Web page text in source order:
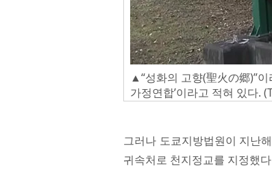
▲“성화의 고향(聖火の郷)”
가정연합’이라고 적혀 있다.
그러나 도쿄지방법원이 지난
귀속처로 천지정교를 지정했